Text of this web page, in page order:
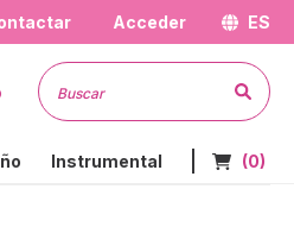
Acceder ES
Instrumental Nº de
(0)